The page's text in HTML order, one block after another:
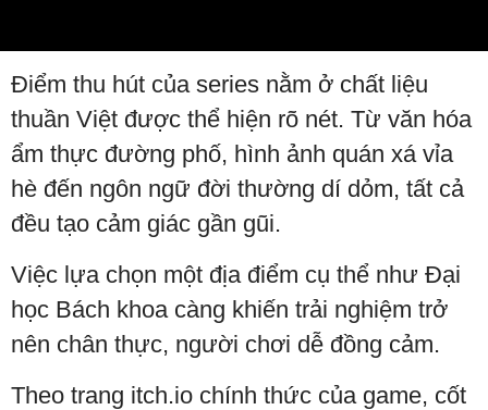
Video
Điểm thu hút của series nằm ở chất liệu
thuần Việt được thể hiện rõ nét. Từ văn hóa
ẩm thực đường phố, hình ảnh quán xá vỉa
hè đến ngôn ngữ đời thường dí dỏm, tất cả
đều tạo cảm giác gần gũi.
Việc lựa chọn một địa điểm cụ thể như Đại
học Bách khoa càng khiến trải nghiệm trở
nên chân thực, người chơi dễ đồng cảm.
Theo trang itch.io chính thức của game, cốt